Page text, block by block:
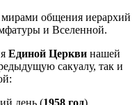
мирами общения иерархий
и Вселенной.
Единой Церкви нашей
сакуалу, так и
день (1958 год)